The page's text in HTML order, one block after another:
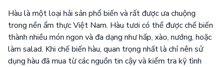
Hàu là một loại hải sản phổ biến và rất được ưa chuộng
trong nền ẩm thực Việt Nam. Hàu tươi có thể được chế biến
thành nhiều món ngon và đa dạng như hấp, xào, nướng, hoặc
làm salad. Khi chế biến hàu, quan trọng nhất là chỉ nên sử
dụng hàu đã mua từ các nguồn tin cậy và kiểm tra kỹ tình